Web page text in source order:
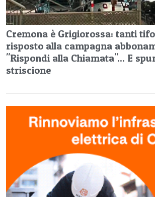
Cremona è Grigiorossa: tanti
risposto alla campagna
"Rispondi alla Chiamata"... E
striscione